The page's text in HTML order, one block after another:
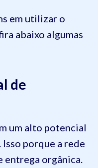
em utilizar o
abaixo algumas
de
um alto potencial
porque a rede
entrega orgânica.